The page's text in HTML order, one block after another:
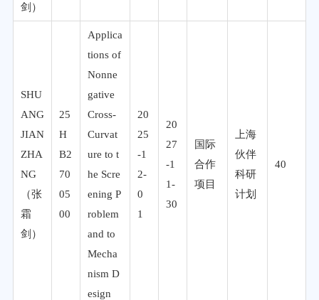
剑）
SHU
ANG
JIAN
ZHA
NG
（张
霜
剑）
25
H
B2
70
05
00
Applica
tions of
Nonne
gative
Cross-
Curvat
ure to t
he Scre
ening P
roblem
and to
Mecha
nism D
esign
20
25
-1
2-
0
1
20
27
-1
1-
30
国际
合作
项目
上海
伙伴
科研
计划
40